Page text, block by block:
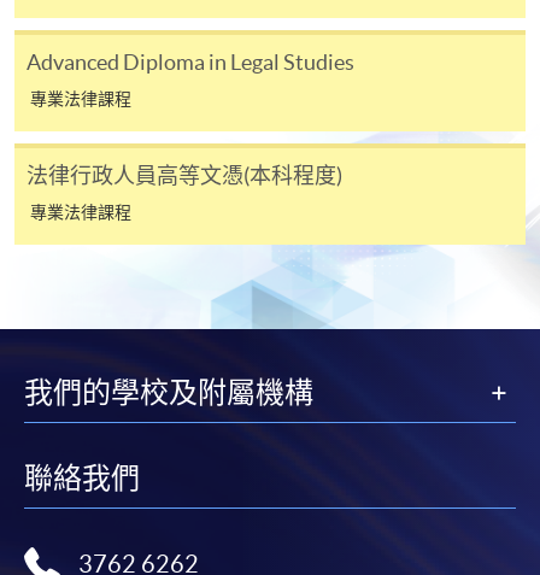
每張收據申請費用為港幣30 元。支票抬頭註明「香
Advanced Diploma in Legal Studies
專業法律課程
法律行政人員高等文憑(本科程度)
專業法律課程
我們的學校及附屬機構
聯絡我們
3762 6262